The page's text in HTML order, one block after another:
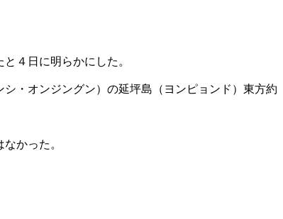
４日に明らかにした。
・オンジングン）の延坪島（ヨンピョンド）東方約
かった。